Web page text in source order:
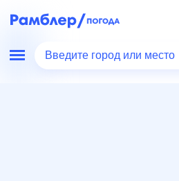
Введите город или место